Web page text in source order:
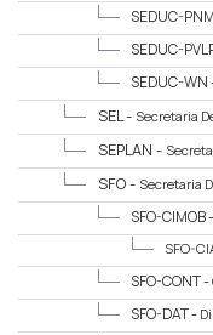
SEDUC-
SEDUC-
SEDUC-WN
SEL - Secretaria
SEPLAN -
SFO - Secretaria
SFO-CIMOB -
SFO-
SFO-CONT -
SFO-DAT -